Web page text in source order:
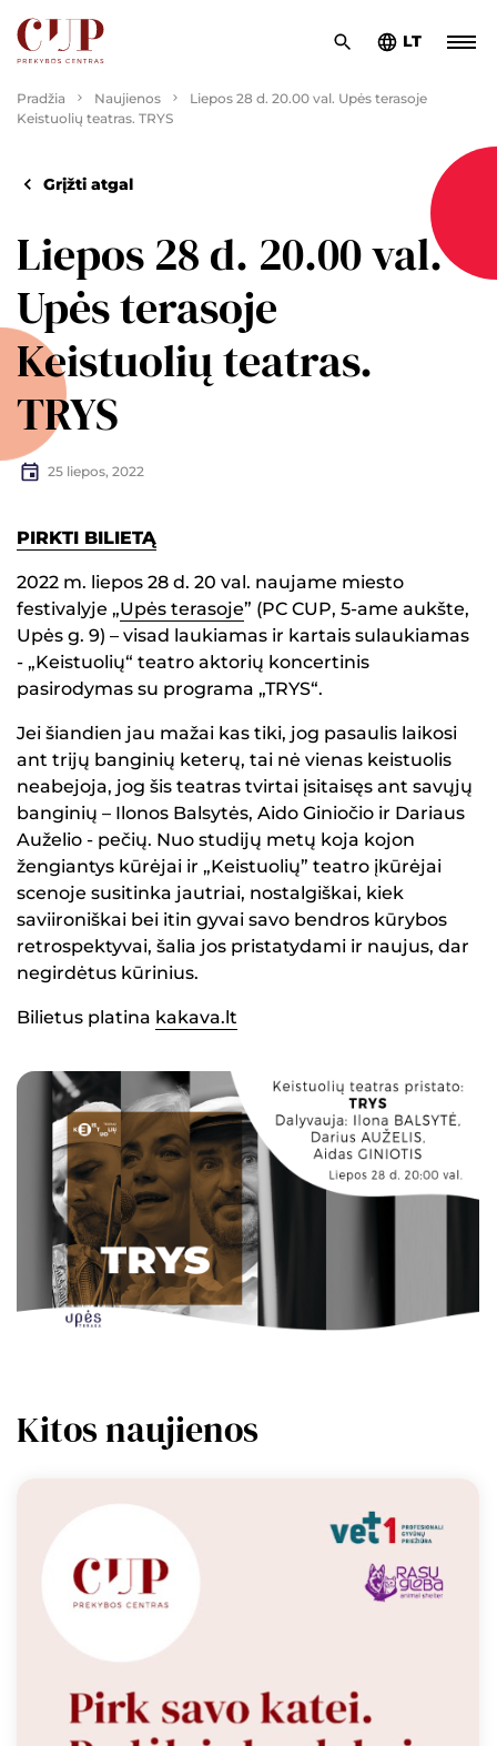
LT
Pradžia Naujienos
Liepos 28 d. 20.00 val. Upės terasoje
Keistuolių teatras. TRYS
Grįžti atgal
Liepos 28 d. 20.00 val.
Upės terasoje
Keistuolių teatras.
TRYS
25 liepos, 2022
PIRKTI BILIETĄ
2022 m. liepos 28 d. 20 val. naujame miesto
festivalyje „Upės terasoje” (PC CUP, 5-ame aukšte,
Upės g. 9) – visad laukiamas ir kartais sulaukiamas
- „Keistuolių“ teatro aktorių koncertinis
pasirodymas su programa „TRYS“.
Jei šiandien jau mažai kas tiki, jog pasaulis laikosi
ant trijų banginių keterų, tai nė vienas keistuolis
neabejoja, jog šis teatras tvirtai įsitaisęs ant savųjų
banginių – Ilonos Balsytės, Aido Giniočio ir Dariaus
Auželio - pečių. Nuo studijų metų koja kojon
žengiantys kūrėjai ir „Keistuolių” teatro įkūrėjai
scenoje susitinka jautriai, nostalgiškai, kiek
saviironiškai bei itin gyvai savo bendros kūrybos
retrospektyvai, šalia jos pristatydami ir naujus, dar
negirdėtus kūrinius.
Bilietus platina kakava.lt
Kitos naujienos